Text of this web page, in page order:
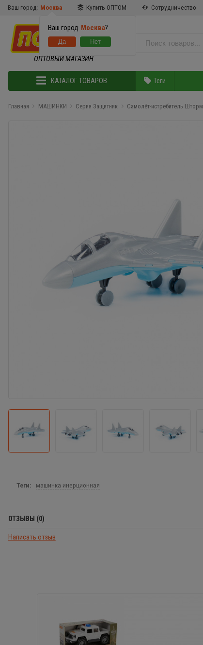
Ваш город: Москва
Ваш город Москва?
Купить ОПТОМ Сотрудничество
ОПТОВЫЙ МАГАЗИН
КАТАЛОГ ТОВАРОВ Теги
Главная МАШИНКИ Серия Защитник Самолёт-истребитель Шторм
Теги: машинка инерционная
ОТЗЫВЫ (0)
Написать отзыв